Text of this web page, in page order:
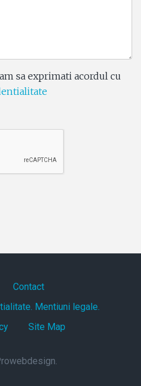
sa exprimati acordul cu
Contact
Mentiuni legale.
Site Map